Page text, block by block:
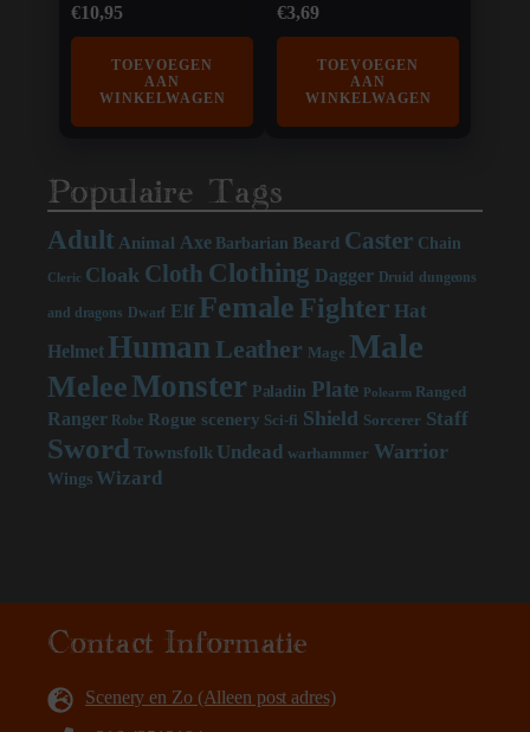
€10,95
TOEVOEGEN
AAN
WINKELWAGEN
€3,69
TOEVOEGEN
AAN
WINKELWAGEN
Populaire Tags
Adult Animal Axe Barbarian Beard Caster Chain
Cleric Cloak Cloth Clothing Dagger Druid dungeons
and dragons Dwarf Elf FemaleFighter Hat
Helmet Human Leather Mage Male
MeleeMonster Paladin Plate Polearm Ranged
Ranger Robe Rogue scenery Sci-fi Shield Sorcerer Staff
Sword Townsfolk Undead warhammer Warrior
Wings Wizard
Contact Informatie
Scenery en Zo (Alleen post adres)